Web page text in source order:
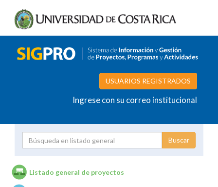
USUARIOS REGISTRADOS
Ingrese con su correo institucional
Listado general de proyectos